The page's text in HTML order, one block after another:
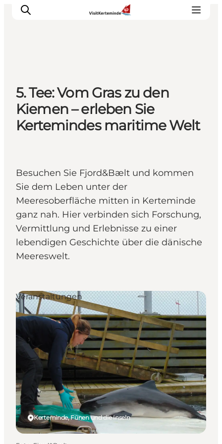
Sehenswürdigkeiten
Aktivitäten
Essen und trinken
Unterkünfte
5. Tee: Vom Gras zu den
Kiemen – erleben Sie
Kertemindes maritime Welt
Besuchen Sie Fjord&Bælt und kommen
Sie dem Leben unter der
Meeresoberfläche mitten in Kerteminde
ganz nah. Hier verbinden sich Forschung,
Vermittlung und Erlebnisse zu einer
lebendigen Geschichte über die dänische
Meereswelt.
Kerteminde, Fünen und die Inseln
Veranstaltungen